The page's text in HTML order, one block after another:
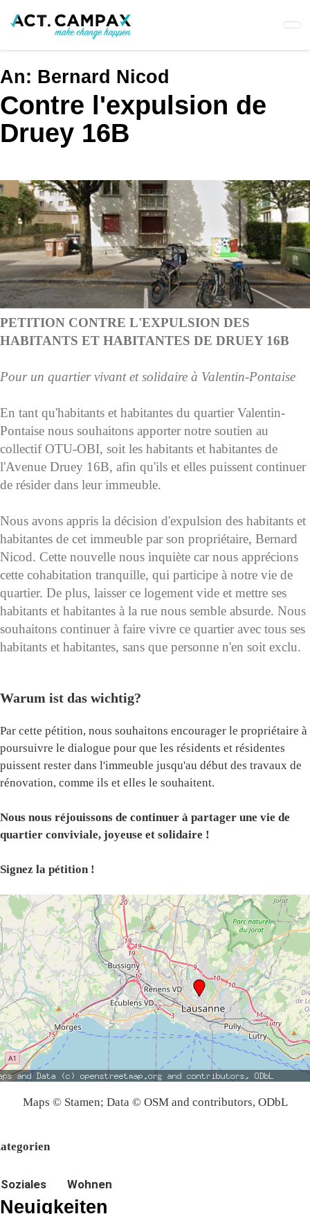
An: Bernard Nicod
Contre l'expulsion de
Druey 16B
PETITION CONTRE L'EXPULSION DES
HABITANTS ET HABITANTES DE DRUEY 16B
Pour un quartier vivant et solidaire à Valentin-Pontaise
En tant qu'habitants et habitantes du quartier Valentin-
Pontaise nous souhaitons apporter notre soutien au
collectif OTU-OBI, soit les habitants et habitantes de
l'Avenue Druey 16B, afin qu'ils et elles puissent continuer
de résider dans leur immeuble.
Nous avons appris la décision d'expulsion des habitants et
habitantes de cet immeuble par son propriétaire, Bernard
Nicod. Cette nouvelle nous inquiète car nous apprécions
cette cohabitation tranquille, qui participe à notre vie de
quartier. De plus, laisser ce logement vide et mettre ses
habitants et habitantes à la rue nous semble absurde. Nous
souhaitons continuer à faire vivre ce quartier avec tous ses
habitants et habitantes, sans que personne n'en soit exclu.
Warum ist das wichtig?
Par cette pétition, nous souhaitons encourager le propriétaire à
poursuivre le dialogue pour que les résidents et résidentes
puissent rester dans l'immeuble jusqu'au début des travaux de
rénovation, comme ils et elles le souhaitent.
Nous nous réjouissons de continuer à partager une vie de
quartier conviviale, joyeuse et solidaire !
Signez la pétition !
Maps © Stamen; Data © OSM and contributors, ODbL
Soziales Wohnen
Neuigkeiten